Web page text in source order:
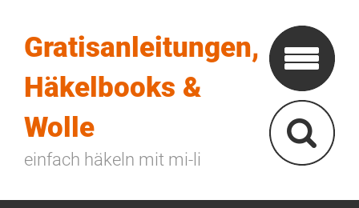
Gratisanleitungen,
Häkelbooks &
Wolle
einfach häkeln mit mi-li